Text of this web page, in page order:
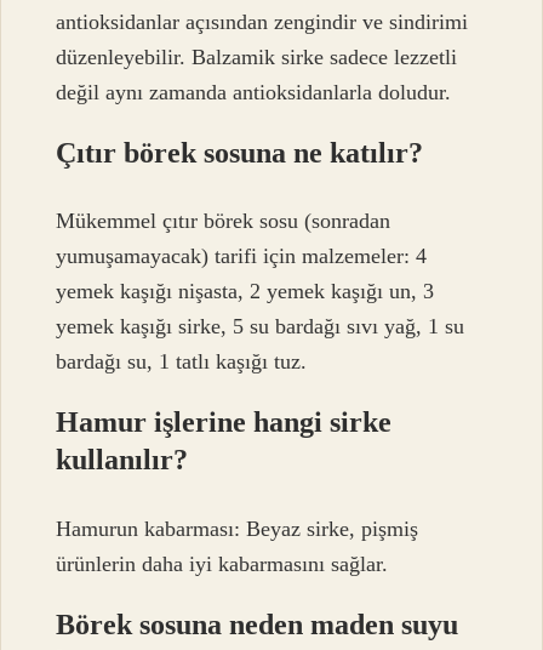
antioksidanlar açısından zengindir ve sindirimi
düzenleyebilir. Balzamik sirke sadece lezzetli
değil aynı zamanda antioksidanlarla doludur.
Çıtır börek sosuna ne katılır?
Mükemmel çıtır börek sosu (sonradan
yumuşamayacak) tarifi için malzemeler: 4
yemek kaşığı nişasta, 2 yemek kaşığı un, 3
yemek kaşığı sirke, 5 su bardağı sıvı yağ, 1 su
bardağı su, 1 tatlı kaşığı tuz.
Hamur işlerine hangi sirke
kullanılır?
Hamurun kabarması: Beyaz sirke, pişmiş
ürünlerin daha iyi kabarmasını sağlar.
Börek sosuna neden maden suyu